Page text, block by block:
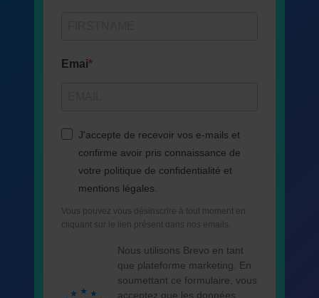
Emai
J'accepte de recevoir vos e-mails et
confirme avoir pris connaissance de
votre politique de confidentialité et
mentions légales.
Vous pouvez vous désinscrire à tout moment en
cliquant sur le lien présent dans nos emails.
Nous utilisons Brevo en tant
que plateforme marketing. En
soumettant ce formulaire, vous
acceptez que les données